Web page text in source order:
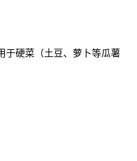
于硬菜（土豆、萝卜等瓜薯